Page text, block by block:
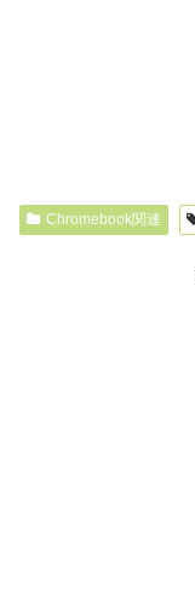
Chromebook関連